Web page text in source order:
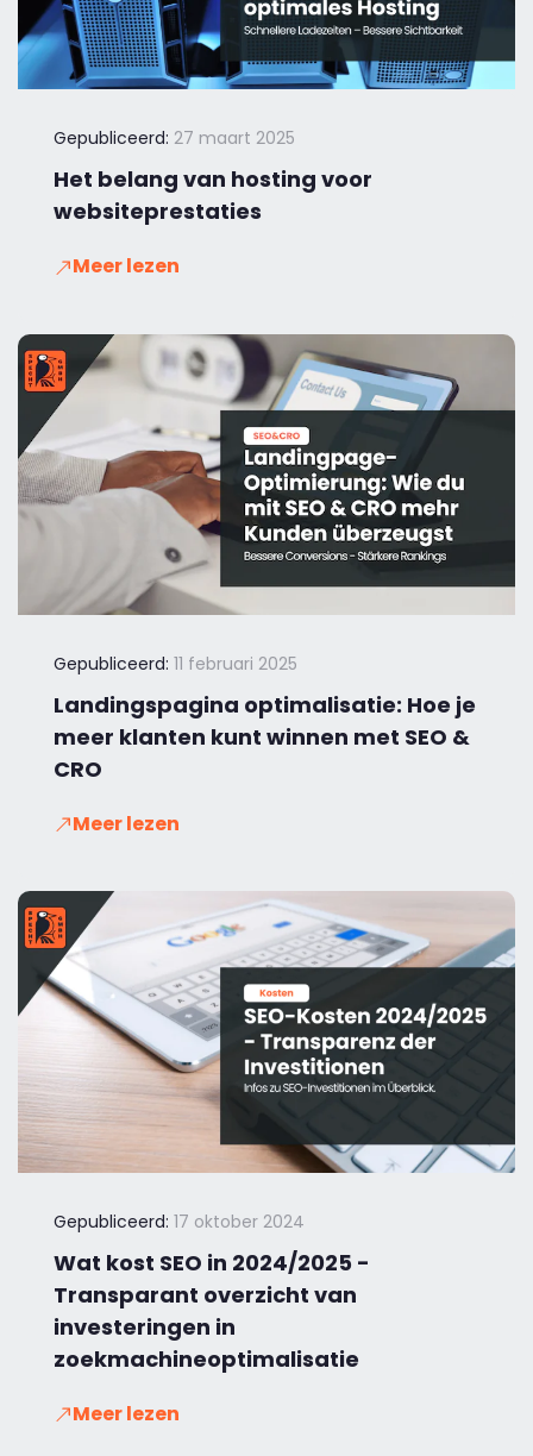
Gepubliceerd: 27 maart 2025
Het belang van hosting voor
websiteprestaties
Meer lezen
Gepubliceerd: 11 februari 2025
Landingspagina optimalisatie: Hoe je
meer klanten kunt winnen met SEO &
CRO
Meer lezen
Gepubliceerd: 17 oktober 2024
Wat kost SEO in 2024/2025 -
Transparant overzicht van
investeringen in
zoekmachineoptimalisatie
Meer lezen